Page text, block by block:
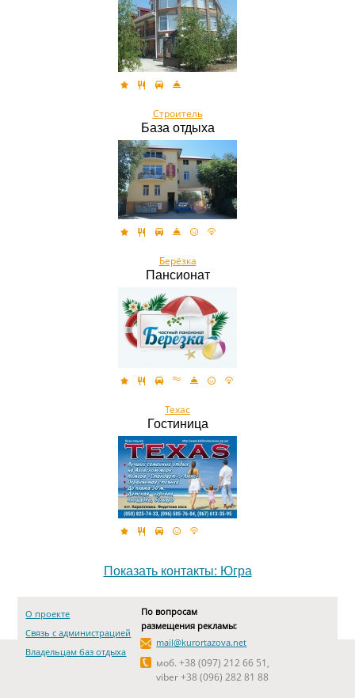
Строитель
База отдыха
Берёзка
Пансионат
Техас
Гостиница
Показать контакты: Югра
О проекте
Связь с администрацией
Владельцам баз отдыха
По вопросам
размещения рекламы:
mail@kurortazova.net
моб. +38 (097) 212 66 51,
viber +38 (096) 282 81 88